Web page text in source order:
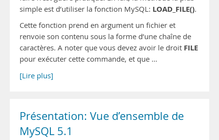
simple est d’utiliser la fonction MySQL: LOAD_FILE().
Cette fonction prend en argument un fichier et
renvoie son contenu sous la forme d’une chaîne de
caractères. A noter que vous devez avoir le droit FILE
pour exécuter cette commande, et que …
[Lire plus]
Présentation: Vue d’ensemble de
MySQL 5.1